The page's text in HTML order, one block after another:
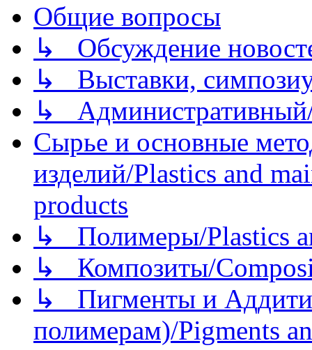
Общие вопросы
↳ Обсуждение
↳ Выставки,
↳
Сырье и основные
изделий/Plastics and
products
↳ Полимеры/Plastics
↳ Композиты/
↳ Пигменты и
полимерам)/Pigments